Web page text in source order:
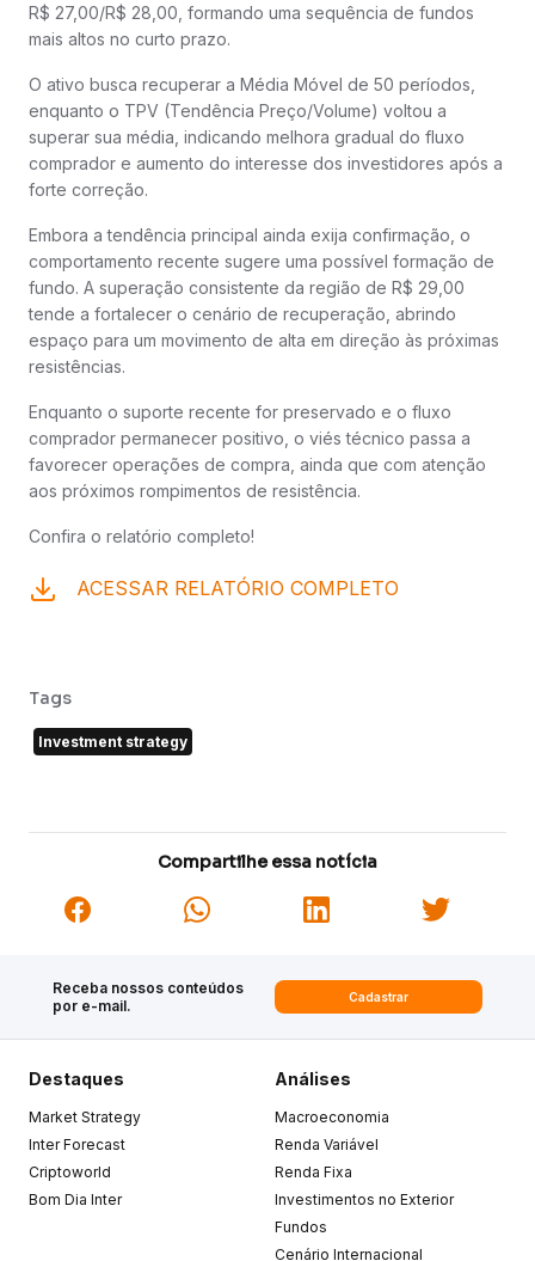
R$ 27,00/R$ 28,00, formando uma sequência de fundos
mais altos no curto prazo.
O ativo busca recuperar a Média Móvel de 50 períodos,
enquanto o TPV (Tendência Preço/Volume) voltou a
superar sua média, indicando melhora gradual do fluxo
comprador e aumento do interesse dos investidores após a
forte correção.
Embora a tendência principal ainda exija confirmação, o
comportamento recente sugere uma possível formação de
fundo. A superação consistente da região de R$ 29,00
tende a fortalecer o cenário de recuperação, abrindo
espaço para um movimento de alta em direção às próximas
resistências.
Enquanto o suporte recente for preservado e o fluxo
comprador permanecer positivo, o viés técnico passa a
favorecer operações de compra, ainda que com atenção
aos próximos rompimentos de resistência.
Confira o relatório completo!
ACESSAR RELATÓRIO COMPLETO
Tags
Investment strategy
Compartilhe essa notícia
Receba nossos conteúdos
por e-mail.
Cadastrar
Destaques
Market Strategy
Inter Forecast
Criptoworld
Bom Dia Inter
Análises
Macroeconomia
Renda Variável
Renda Fixa
Investimentos no Exterior
Fundos
Cenário Internacional